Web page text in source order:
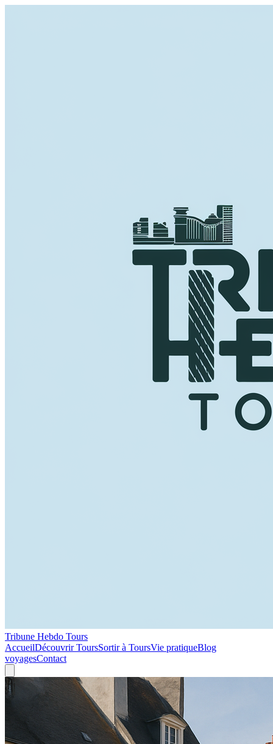
Tribune Hebdo Tours
AccueilDécouvrir ToursSortir à ToursVie pratiqueBlog
voyagesContact